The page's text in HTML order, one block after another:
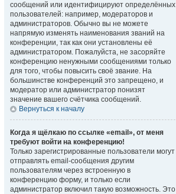
сообщений или идентифицируют определённых
пользователей: например, модераторов и
администраторов. Обычно вы не можете
напрямую изменять наименования званий на
конференции, так как они установлены её
администратором. Пожалуйста, не засоряйте
конференцию ненужными сообщениями только
для того, чтобы повысить своё звание. На
большинстве конференций это запрещено, и
модератор или администратор понизят
значение вашего счётчика сообщений.
Вернуться к началу
Когда я щёлкаю по ссылке «email», от меня
требуют войти на конференцию!
Только зарегистрированные пользователи могут
отправлять email-сообщения другим
пользователям через встроенную в
конференцию форму, и только если
администратор включил такую возможность. Это